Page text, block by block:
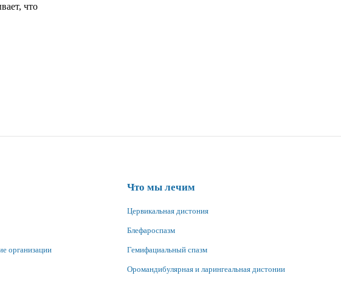
что
организации
Что мы лечим
Цервикальная дистония
Блефароспазм
Гемифациальный спазм
Оромандибулярная и ларингеальная дистонии